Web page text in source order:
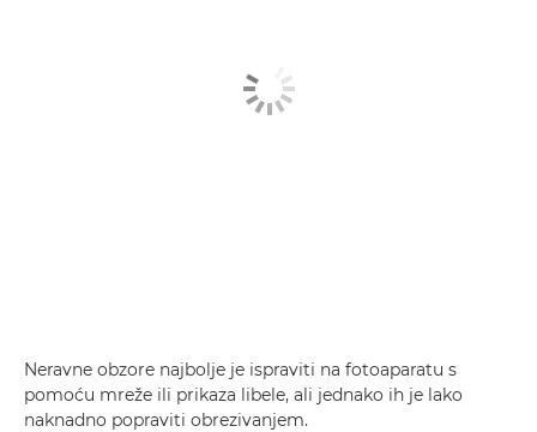
Neravne obzore najbolje je ispraviti na fotoaparatu s
pomoću mreže ili prikaza libele, ali jednako ih je lako
naknadno popraviti obrezivanjem.